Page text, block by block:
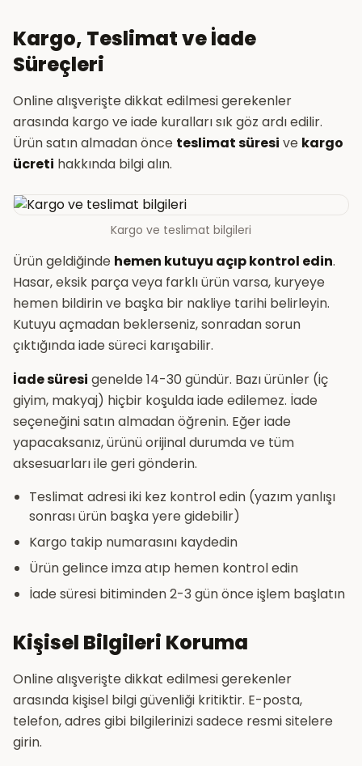
Kargo, Teslimat ve İade
Süreçleri
Online alışverişte dikkat edilmesi gerekenler
arasında kargo ve iade kuralları sık göz ardı edilir.
Ürün satın almadan önce teslimat süresi ve kargo
ücreti hakkında bilgi alın.
Kargo ve teslimat bilgileri
Ürün geldiğinde hemen kutuyu açıp kontrol edin.
Hasar, eksik parça veya farklı ürün varsa, kuryeye
hemen bildirin ve başka bir nakliye tarihi belirleyin.
Kutuyu açmadan beklerseniz, sonradan sorun
çıktığında iade süreci karışabilir.
İade süresi genelde 14-30 gündür. Bazı ürünler (iç
giyim, makyaj) hiçbir koşulda iade edilemez. İade
seçeneğini satın almadan öğrenin. Eğer iade
yapacaksanız, ürünü orijinal durumda ve tüm
aksesuarları ile geri gönderin.
Teslimat adresi iki kez kontrol edin (yazım yanlışı
sonrası ürün başka yere gidebilir)
Kargo takip numarasını kaydedin
Ürün gelince imza atıp hemen kontrol edin
İade süresi bitiminden 2-3 gün önce işlem başlatın
Kişisel Bilgileri Koruma
Online alışverişte dikkat edilmesi gerekenler
arasında kişisel bilgi güvenliği kritiktir. E-posta,
telefon, adres gibi bilgilerinizi sadece resmi sitelere
girin.